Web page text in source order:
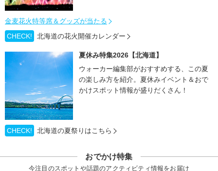
金麦花火特等席＆グッズが当たる
CHECK!
北海道の花火開催カレンダー
夏休み特集2026【北海道】
ウォーカー編集部がおすすめする、この夏
の楽しみ方を紹介。夏休みイベント＆おで
かけスポット情報が盛りだくさん！
CHECK! 北海道の夏祭りはこちら
おでかけ特集
今注目のスポットや話題のアクティビティ情報をお届け